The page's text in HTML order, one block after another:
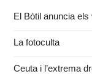
El Bòtil anuncia els
La fotoculta
Ceuta i l’extrema